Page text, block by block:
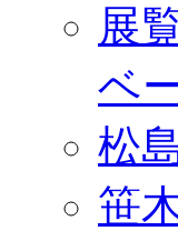
展
ベ
松
笹